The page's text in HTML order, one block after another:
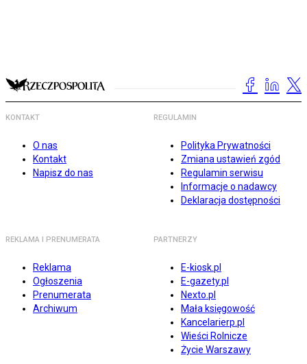
KONTAKT
O nas
Kontakt
Napisz do nas
REGULAMIN
Polityka Prywatności
Zmiana ustawień zgód
Regulamin serwisu
Informacje o nadawcy
Deklaracja dostępności
REKLAMA I PRENUMERATA
Reklama
Ogłoszenia
Prenumerata
Archiwum
PARTNERZY
E-kiosk.pl
E-gazety.pl
Nexto.pl
Mała księgowość
Kancelarierp.pl
Wieści Rolnicze
Życie Warszawy